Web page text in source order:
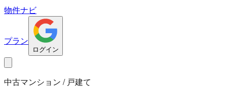
物件ナビ
プラン
ログイン
中古マンション / 戸建て